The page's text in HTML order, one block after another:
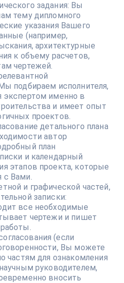
задания: Вы
тему дипломного
указания Вашего
(например,
архитектурные
к объему расчетов,
чертежей.
подбираем исполнителя,
экспертом именно в
и имеет опыт
проектов.
детального плана
автор
план
и календарный
этапов проекта, которые
с Вами.
и графической частей,
записки:
все необходимые
чертежи и пишет
(если
Вы можете
частям для ознакомления
руководителем,
вносить